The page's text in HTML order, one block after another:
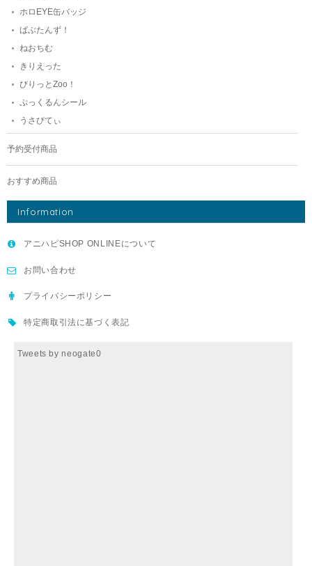
ホロEYE缶バッジ
ばぶたんず！
ねおちむ
きりえった
びりっとZoo！
ぷっくるんシール
うさびてぃ
予約受付商品
おすすめ商品
Information
アニハピSHOP ONLINEについて
お問い合わせ
プライバシーポリシー
特定商取引法に基づく表記
Tweets by neogate0